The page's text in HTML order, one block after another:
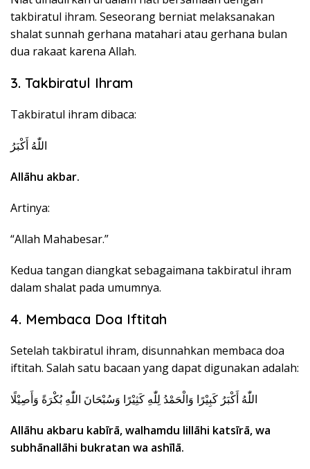
takbiratul ihram. Seseorang berniat melaksanakan
shalat sunnah gerhana matahari atau gerhana bulan
dua rakaat karena Allah.
3. Takbiratul Ihram
Takbiratul ihram dibaca:
اللّٰهُ أَكْبَرُ
Allāhu akbar.
Artinya:
“Allah Mahabesar.”
Kedua tangan diangkat sebagaimana takbiratul ihram
dalam shalat pada umumnya.
4. Membaca Doa Iftitah
Setelah takbiratul ihram, disunnahkan membaca doa
iftitah. Salah satu bacaan yang dapat digunakan adalah:
اللّٰهُ أَكْبَرُ كَبِيْرًا وَالْحَمْدُ لِلّٰهِ كَثِيْرًا وَسُبْحَانَ اللّٰهِ بُكْرَةً وَأَصِيْلًا
Allāhu akbaru kabīrā, walhamdu lillāhi katsīrā, wa
subhānallāhi bukratan wa ashīlā.